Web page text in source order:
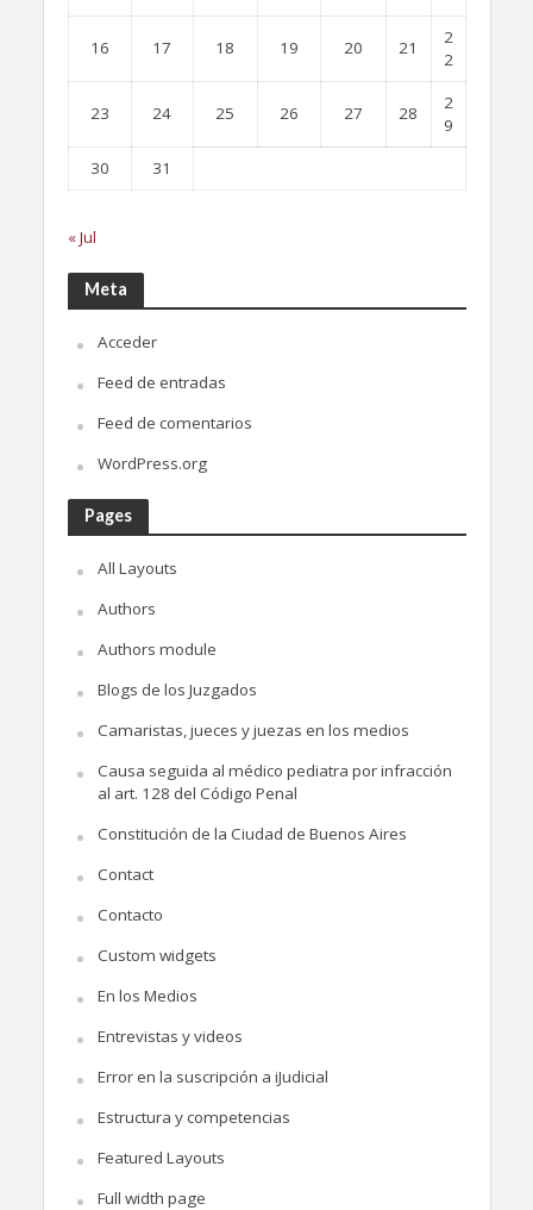
16 17 18 19 20 21
2
2
23 24 25 26 27 28
2
9
30
31
« Jul
Meta
Acceder
Feed de entradas
Feed de comentarios
WordPress.org
Pages
All Layouts
Authors
Authors module
Blogs de los Juzgados
Camaristas, jueces y juezas en los medios
Causa seguida al médico pediatra por infracción
al art. 128 del Código Penal
Constitución de la Ciudad de Buenos Aires
Contact
Contacto
Custom widgets
En los Medios
Entrevistas y videos
Error en la suscripción a iJudicial
Estructura y competencias
Featured Layouts
Full width page